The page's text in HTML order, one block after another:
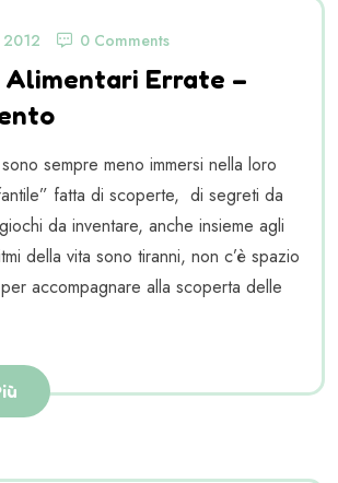
0 Comments
Errate –
sempre meno immersi nella loro
fatta di scoperte, di segreti da
da inventare, anche insieme agli
della vita sono tiranni, non c’è spazio
accompagnare alla scoperta delle